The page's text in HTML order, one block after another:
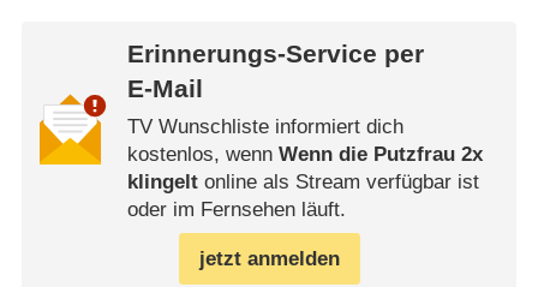
Erinnerungs-Service per
E-Mail
TV Wunschliste informiert dich
kostenlos, wenn Wenn die Putzfrau 2x
klingeltonline als Stream verfügbar ist
oder im Fernsehen läuft.
jetzt anmelden